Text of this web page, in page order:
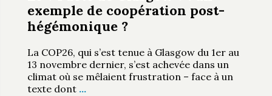
exemple de coopération post-
hégémonique ?
La COP26, qui s’est tenue à Glasgow du 1er au
13 novembre dernier, s’est achevée dans un
climat où se mêlaient frustration – face à un
texte dont …